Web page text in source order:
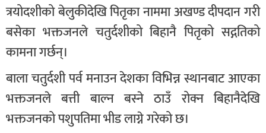
त्रयोदशीको बेलुकीदेखि पितृका नाममा अखण्ड दीपदान गरी
बसेका भक्तजनले चतुर्दशीको बिहानै पितृको सद्गतिको
कामना गर्छन्।
बाला चतुर्दशी पर्व मनाउन देशका विभिन्न स्थानबाट आएका
भक्तजनले बत्ती बाल्न बस्ने ठाउँ रोक्न बिहानैदेखि
भक्तजनको पशुपतिमा भीड लाग्ने गरेको छ।